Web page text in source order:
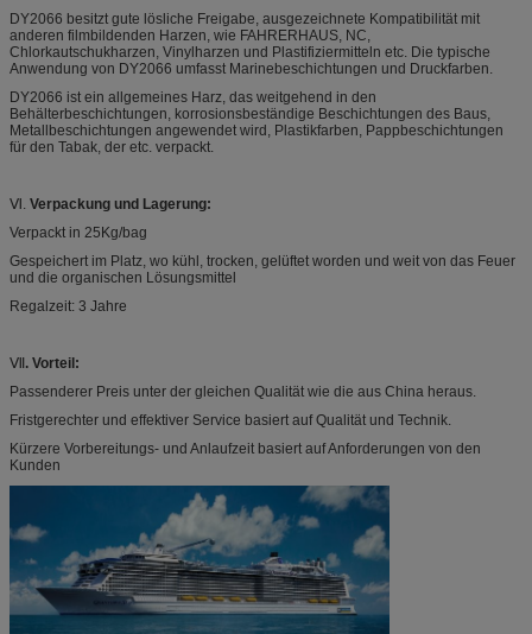
DY2066 besitzt gute lösliche Freigabe, ausgezeichnete Kompatibilität mit
anderen filmbildenden Harzen, wie FAHRERHAUS, NC,
Chlorkautschukharzen, Vinylharzen und Plastifiziermitteln etc. Die typische
Anwendung von DY2066 umfasst Marinebeschichtungen und Druckfarben.
DY2066 ist ein allgemeines Harz, das weitgehend in den
Behälterbeschichtungen, korrosionsbeständige Beschichtungen des Baus,
Metallbeschichtungen angewendet wird, Plastikfarben, Pappbeschichtungen
für den Tabak, der etc. verpackt.
Ⅵ. Verpackung und Lagerung:
Verpackt in 25Kg/bag
Gespeichert im Platz, wo kühl, trocken, gelüftet worden und weit von das Feuer
und die organischen Lösungsmittel
Regalzeit: 3 Jahre
Ⅶ. Vorteil:
Passenderer Preis unter der gleichen Qualität wie die aus China heraus.
Fristgerechter und effektiver Service basiert auf Qualität und Technik.
Kürzere Vorbereitungs- und Anlaufzeit basiert auf Anforderungen von den
Kunden